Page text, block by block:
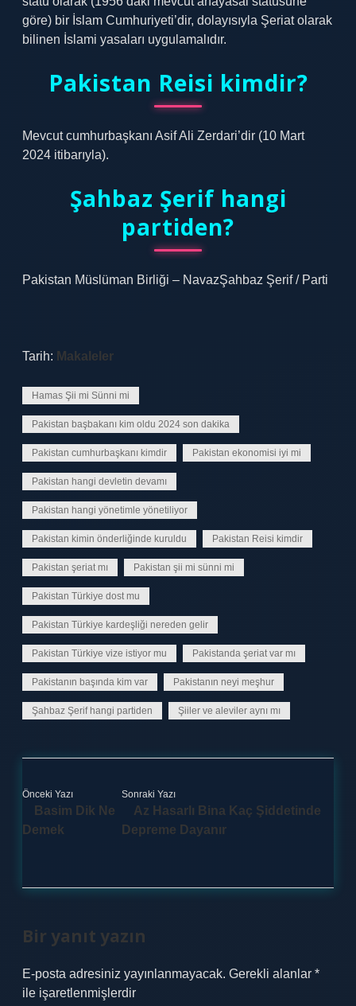
göre) bir İslam Cumhuriyeti’dir, dolayısıyla Şeriat olarak
bilinen İslami yasaları uygulamalıdır.
Pakistan Reisi kimdir?
Mevcut cumhurbaşkanı Asif Ali Zerdari’dir (10 Mart
2024 itibarıyla).
Şahbaz Şerif hangi
partiden?
Pakistan Müslüman Birliği – NavazŞahbaz Şerif / Parti
Tarih: Makaleler
Hamas Şii mi Sünni mi
Pakistan başbakanı kim oldu 2024 son dakika
Pakistan cumhurbaşkanı kimdir Pakistan ekonomisi iyi mi
Pakistan hangi devletin devamı
Pakistan hangi yönetimle yönetiliyor
Pakistan kimin önderliğinde kuruldu Pakistan Reisi kimdir
Pakistan şeriat mı Pakistan şii mi sünni mi
Pakistan Türkiye dost mu
Pakistan Türkiye kardeşliği nereden gelir
Pakistan Türkiye vize istiyor mu Pakistanda şeriat var mı
Pakistanın başında kim var Pakistanın neyi meşhur
Şahbaz Şerif hangi partiden Şiiler ve aleviler aynı mı
Önceki Yazı
Basim Dik Ne
Demek
Sonraki Yazı
Az Hasarlı Bina Kaç Şiddetinde
Depreme Dayanır
Bir yanıt yazın
E-posta adresiniz yayınlanmayacak. Gerekli alanlar *
ile işaretlenmişlerdir